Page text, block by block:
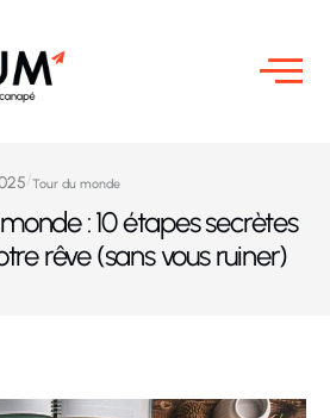
/Tour du monde
: 10 étapes secrètes
rêve (sans vous ruiner)